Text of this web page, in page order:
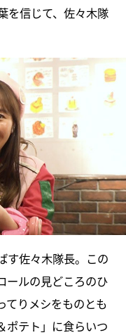
を信じて、佐々木隊
す佐々木隊長。この
ールの見どころのひ
てりメシをものとも
ポテト」に食らいつ